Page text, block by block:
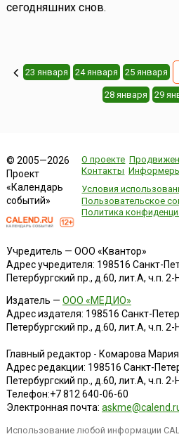
сегодняшних снов.
23 января 24 января 25 января
28 января 29
© 2005—2026
Проект
«Календарь
событий»
О проекте
Контакты
Условия
Пользовательское
Политика
Учредитель — ООО «Квантор»
Адрес учредителя: 198516 Санкт-
Петербургский пр., д.60, лит.А, ч.п.
Издатель — ООО «МЕДИО»
Адрес издателя: 198516 Санкт-
Петербургский пр., д.60, лит.А, ч.п.
Главный редактор - Комарова
Адрес редакции: 198516 Санкт-
Петербургский пр., д.60, лит.А, ч.п.
Телефон:+7 812 640-06-60
Электронная почта:
Использование любой информации